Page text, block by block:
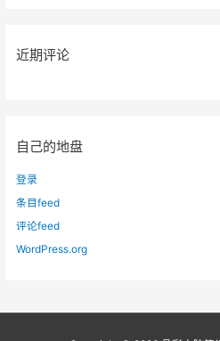
近期评论
自己的地盘
登录
条目feed
评论feed
WordPress.org
试